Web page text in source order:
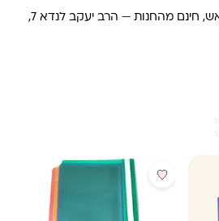
בתיאום מראש, חינם מהחנות — הרב יעקב לנדא 7,
מבצע